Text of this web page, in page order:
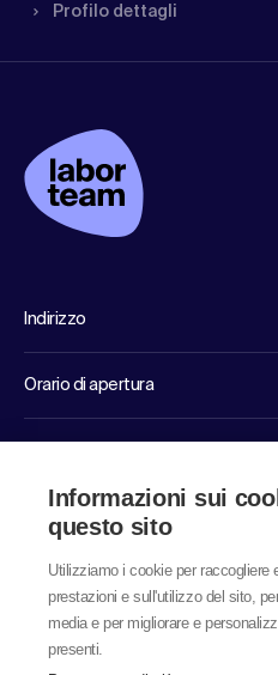
Profilo dettagli
Indirizzo
Orario di apertura
Informazioni sui
questo sito
Utilizziamo i cookie per raccogliere
prestazioni e sull'utilizzo del sito,
media e per migliorare e
presenti.